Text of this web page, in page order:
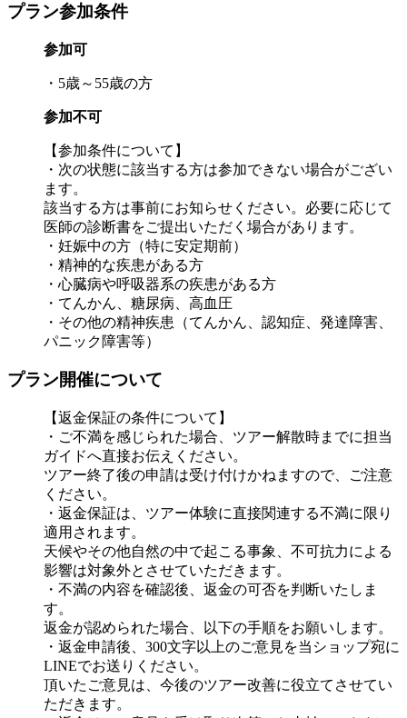
プラン参加条件
参加可
・5歳～55歳の方
参加不可
【参加条件について】
・次の状態に該当する方は参加できない場合がござい
ます。
該当する方は事前にお知らせください。必要に応じて
医師の診断書をご提出いただく場合があります。
・妊娠中の方（特に安定期前）
・精神的な疾患がある方
・心臓病や呼吸器系の疾患がある方
・てんかん、糖尿病、高血圧
・その他の精神疾患（てんかん、認知症、発達障害、
パニック障害等）
プラン開催について
【返金保証の条件について】
・ご不満を感じられた場合、ツアー解散時までに担当
ガイドへ直接お伝えください。
ツアー終了後の申請は受け付けかねますので、ご注意
ください。
・返金保証は、ツアー体験に直接関連する不満に限り
適用されます。
天候やその他自然の中で起こる事象、不可抗力による
影響は対象外とさせていただきます。
・不満の内容を確認後、返金の可否を判断いたしま
す。
返金が認められた場合、以下の手順をお願いします。
・返金申請後、300文字以上のご意見を当ショップ宛に
LINEでお送りください。
頂いたご意見は、今後のツアー改善に役立てさせてい
ただきます。